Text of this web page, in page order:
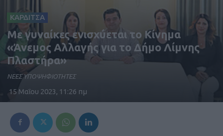
ΚΑΡΔΙΤΣΑ
Με γυναίκες ενισχύεται το Κίνημα
«Άνεμος Αλλαγής για το Δήμο Λίμνης
Πλαστήρα»
ΝΕΕΣ ΥΠΟΨΗΦΙΟΤΗΤΕΣ
15 Μαΐου 2023, 11:26 πμ